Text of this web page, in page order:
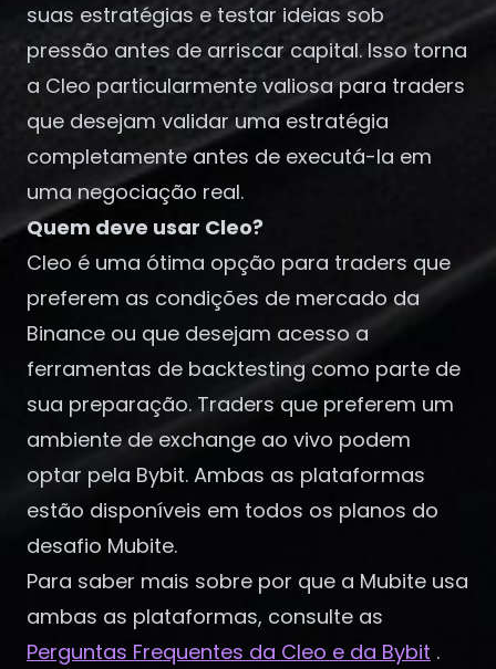
suas estratégias e testar ideias sob
pressão antes de arriscar capital. Isso torna
a Cleo particularmente valiosa para traders
que desejam validar uma estratégia
completamente antes de executá-la em
uma negociação real.
Quem deve usar Cleo?
Cleo é uma ótima opção para traders que
preferem as condições de mercado da
Binance ou que desejam acesso a
ferramentas de backtesting como parte de
sua preparação. Traders que preferem um
ambiente de exchange ao vivo podem
optar pela Bybit. Ambas as plataformas
estão disponíveis em todos os planos do
desafio Mubite.
Para saber mais sobre por que a Mubite usa
ambas as plataformas, consulte as
Perguntas Frequentes da Cleo e da Bybit .